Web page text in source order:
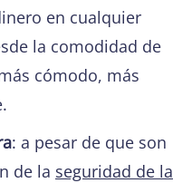
en cualquier
la comodidad de
cómodo, más
: a pesar de que son
de la seguridad de la